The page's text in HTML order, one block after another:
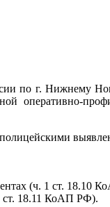
по г. Нижнему
оперативно-
(ч. 1 ст. 18.10
ст. 18.11 КоАП РФ).